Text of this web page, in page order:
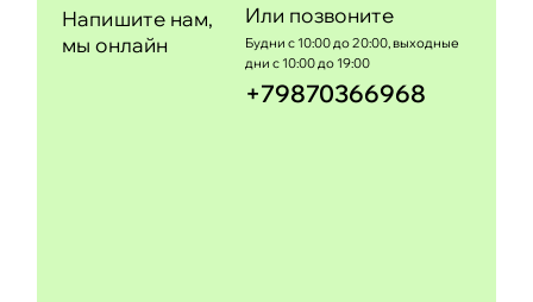
Напишите нам,
мы онлайн
Или позвоните
Будни с 10:00 до 20:00, выходные
дни с 10:00 до 19:00
+79870366968